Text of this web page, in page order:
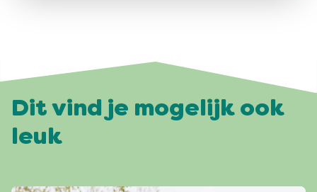
Dit vind je mogelijk ook
leuk